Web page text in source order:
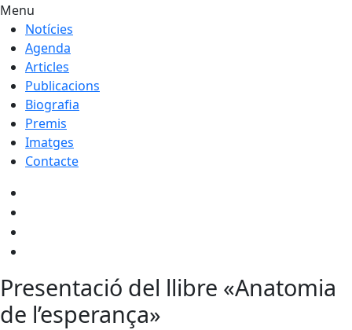
Menu
Notícies
Agenda
Articles
Publicacions
Biografia
Premis
Imatges
Contacte
Presentació del llibre «Anatomia
de l’esperança»